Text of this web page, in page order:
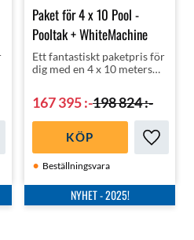
till i favoriter
Paket för 4 x 10 Pool -
Pooltak + WhiteMachine
Ett fantastiskt paketpris för
dig med en 4 x 10 meters
helautomatiska
WhiteMachine
saltklorinator!
167 395:-198 824:-
NYHET - 2025!
Lägg
Beställningsvara
KÖP